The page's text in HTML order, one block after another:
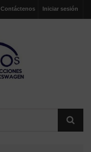
Iniciar sesión
Contáctenos